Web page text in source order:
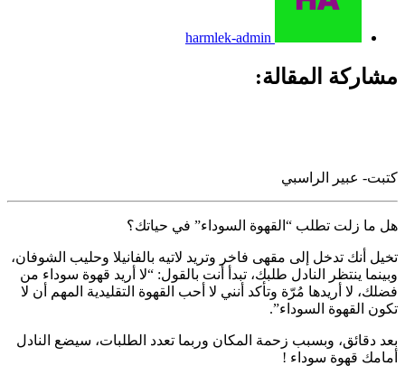
harmlek-admin
مشاركة المقالة:
كتبت- عبير الراسبي
هل ما زلت تطلب “القهوة السوداء” في حياتك؟
تخيل أنك تدخل إلى مقهى فاخر وتريد لاتيه بالفانيلا وحليب الشوفان،
وبينما ينتظر النادل طلبك، تبدأ أنت بالقول: “لا أريد قهوة سوداء من
فضلك، لا أريدها مُرّة وتأكد أنني لا أحب القهوة التقليدية المهم أن لا
تكون القهوة السوداء”.
بعد دقائق، وبسبب زحمة المكان وربما تعدد الطلبات، سيضع النادل
أمامك قهوة سوداء !